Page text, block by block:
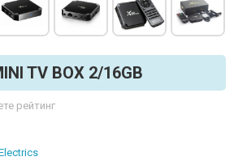
TV BOX 2/16GB
рейтинг